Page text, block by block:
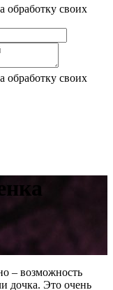
обработку своих
обработку своих
– возможность
дочка. Это очень